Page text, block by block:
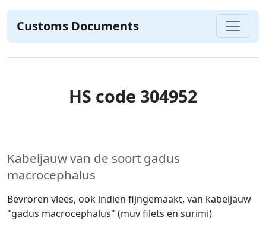
Customs Documents
HS code 304952
Kabeljauw van de soort gadus
macrocephalus
Bevroren vlees, ook indien fijngemaakt, van kabeljauw
"gadus macrocephalus" (muv filets en surimi)